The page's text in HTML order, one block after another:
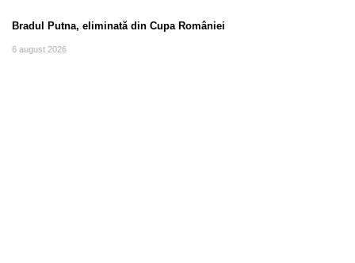
Bradul Putna, eliminată din Cupa României
6 august 2026